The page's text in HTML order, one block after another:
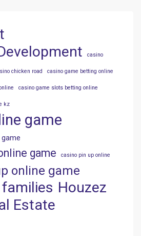
casino
chicken road casino game betting online
casino game slots betting online
kz
game
game casino pin up online
online game
Houzez
Estate